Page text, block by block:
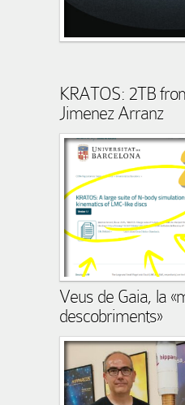
KRATOS: 2TB
Jimenez Arranz
Veus de Gaia, la
descobriments»